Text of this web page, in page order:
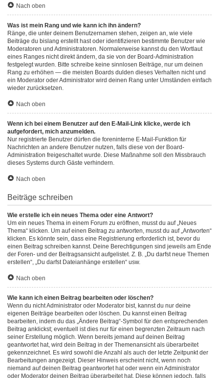
Nach oben
Was ist mein Rang und wie kann ich ihn ändern?
Ränge, die unter deinem Benutzernamen stehen, zeigen an, wie viele
Beiträge du bislang erstellt hast oder identifizieren bestimmte Benutzer wie
Moderatoren und Administratoren. Normalerweise kannst du den Wortlaut
eines Ranges nicht direkt ändern, da sie von der Board-Administration
festgelegt wurden. Bitte schreibe keine sinnlosen Beiträge, nur um deinen
Rang zu erhöhen — die meisten Boards dulden dieses Verhalten nicht und
ein Moderator oder Administrator wird deinen Rang unter Umständen einfach
wieder zurücksetzen.
Nach oben
Wenn ich bei einem Benutzer auf den E-Mail-Link klicke, werde ich
aufgefordert, mich anzumelden.
Nur registrierte Benutzer dürfen die foreninterne E-Mail-Funktion für
Nachrichten an andere Benutzer nutzen, falls diese von der Board-
Administration freigeschaltet wurde. Diese Maßnahme soll den Missbrauch
dieses Systems durch Gäste verhindern.
Nach oben
Beiträge schreiben
Wie erstelle ich ein neues Thema oder eine Antwort?
Um ein neues Thema in einem Forum zu eröffnen, musst du auf „Neues
Thema“ klicken. Um auf einen Beitrag zu antworten, musst du auf „Antworten“
klicken. Es könnte sein, dass eine Registrierung erforderlich ist, bevor du
einen Beitrag schreiben kannst. Deine Berechtigungen sind jeweils am Ende
der Foren- und der Beitragsansicht aufgelistet. Z. B. „Du darfst neue Themen
erstellen“, „Du darfst Dateianhänge erstellen“ usw.
Nach oben
Wie kann ich einen Beitrag bearbeiten oder löschen?
Wenn du nicht Administrator oder Moderator bist, kannst du nur deine
eigenen Beiträge bearbeiten oder löschen. Du kannst einen Beitrag
bearbeiten, indem du das „Ändere Beitrag“-Symbol für den entsprechenden
Beitrag anklickst; eventuell ist dies nur für einen begrenzten Zeitraum nach
seiner Erstellung möglich. Wenn bereits jemand auf deinen Beitrag
geantwortet hat, wird dein Beitrag in der Themenansicht als überarbeitet
gekennzeichnet. Es wird sowohl die Anzahl als auch der letzte Zeitpunkt der
Bearbeitungen angezeigt. Dieser Hinweis erscheint nicht, wenn noch
niemand auf deinen Beitrag geantwortet hat oder wenn ein Administrator
oder Moderator deinen Beitrag überarbeitet hat. Diese können jedoch, falls